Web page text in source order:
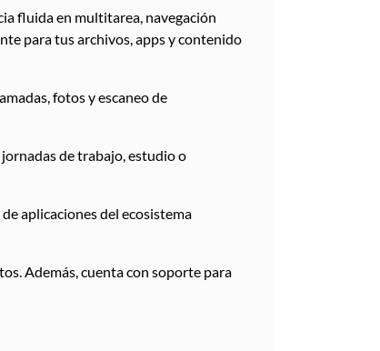
fluida en multitarea, navegación
para tus archivos, apps y contenido
fotos y escaneo de
de trabajo, estudio o
aplicaciones del ecosistema
Además, cuenta con soporte para